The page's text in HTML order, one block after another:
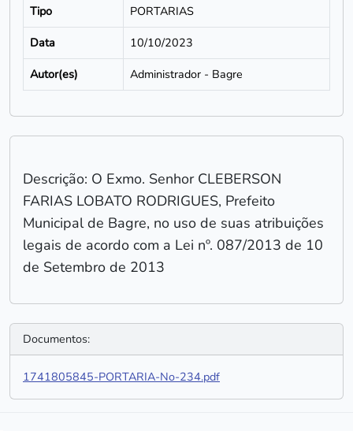
Tipo
PORTARIAS
Data
10/10/2023
Autor(es)
Administrador - Bagre
Descrição: O Exmo. Senhor CLEBERSON
FARIAS LOBATO RODRIGUES, Prefeito
Municipal de Bagre, no uso de suas atribuições
legais de acordo com a Lei nº. 087/2013 de 10
de Setembro de 2013
Documentos:
1741805845-PORTARIA-No-234.pdf